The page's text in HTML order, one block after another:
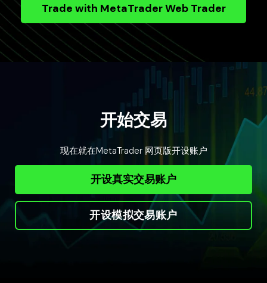
Trade with MetaTrader Web Trader
开始交易
现在就在MetaTrader 网页版开设账户
开设真实交易账户
开设模拟交易账户